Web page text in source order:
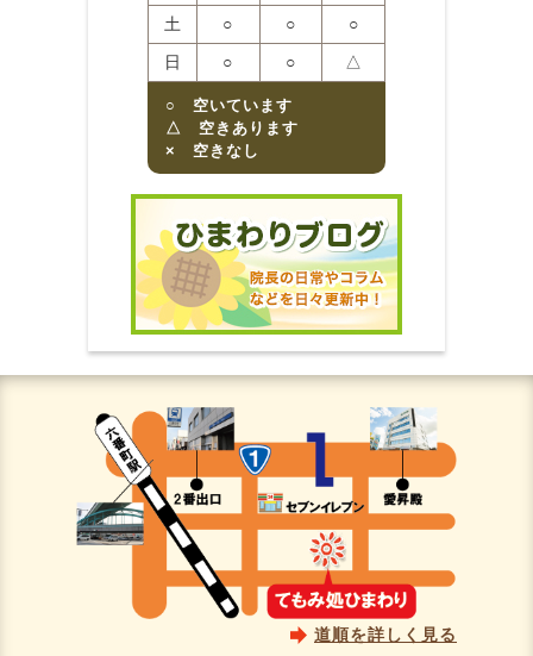
土
○ ○
○
日
○ ○ △
○ 空いています
△ 空きあります
× 空きなし
道順を詳しく見る